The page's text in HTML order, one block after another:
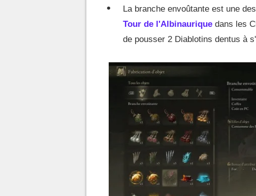
La branche envoûtante est une
Tour de l'Albinaurique dans les
de pousser 2 Diablotins dentus à